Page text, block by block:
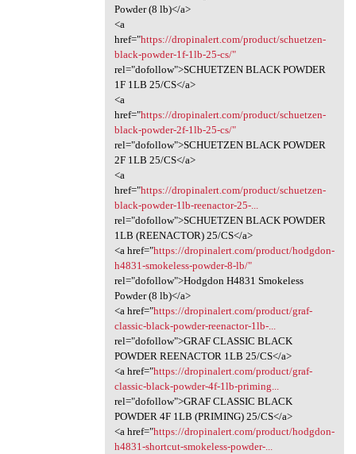
Powder (8 lb)</a>
<a
href="https://dropinalert.com/product/schuetzen-
black-powder-1f-1lb-25-cs/"
rel="dofollow">SCHUETZEN BLACK POWDER
1F 1LB 25/CS</a>
<a
href="https://dropinalert.com/product/schuetzen-
black-powder-2f-1lb-25-cs/"
rel="dofollow">SCHUETZEN BLACK POWDER
2F 1LB 25/CS</a>
<a
href="https://dropinalert.com/product/schuetzen-
black-powder-1lb-reenactor-25-...
rel="dofollow">SCHUETZEN BLACK POWDER
1LB (REENACTOR) 25/CS</a>
<a href="https://dropinalert.com/product/hodgdon-
h4831-smokeless-powder-8-lb/"
rel="dofollow">Hodgdon H4831 Smokeless
Powder (8 lb)</a>
<a href="https://dropinalert.com/product/graf-
classic-black-powder-reenactor-1lb-...
rel="dofollow">GRAF CLASSIC BLACK
POWDER REENACTOR 1LB 25/CS</a>
<a href="https://dropinalert.com/product/graf-
classic-black-powder-4f-1lb-priming...
rel="dofollow">GRAF CLASSIC BLACK
POWDER 4F 1LB (PRIMING) 25/CS</a>
<a href="https://dropinalert.com/product/hodgdon-
h4831-shortcut-smokeless-powder-...